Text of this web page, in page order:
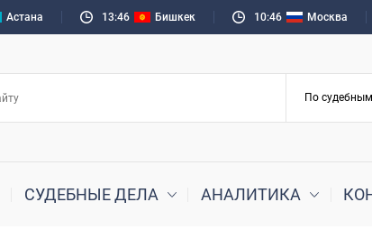
Астана 13:46 Бишкек 10:46 Москва
СУДЕБНЫЕ ДЕЛА АНАЛИТИКА